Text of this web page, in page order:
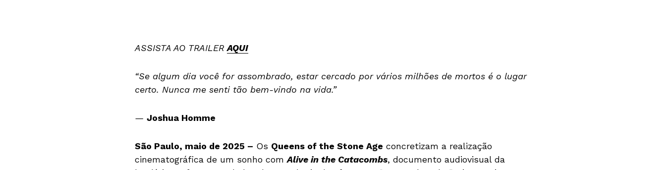
ASSISTA AO TRAILERAQUI
“Se algum dia você for assombrado, estar cercado por vários milhões de mortos é o lugar
certo. Nunca me senti tão bem-vindo na vida.”
— Joshua Homme
São Paulo, maio de 2025 – Os Queens of the Stone Age concretizam a realização
cinematográfica de um sonho comAlive in the Catacombs, documento audiovisual da